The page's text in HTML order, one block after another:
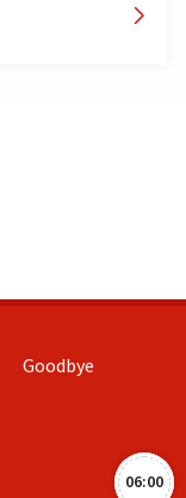

06:00
Goodbye